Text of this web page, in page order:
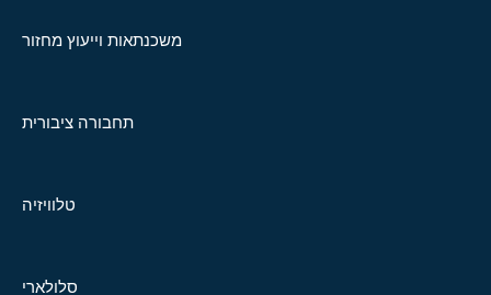
משכנתאות וייעוץ מחזור
תחבורה ציבורית
טלוויזיה
סלולארי